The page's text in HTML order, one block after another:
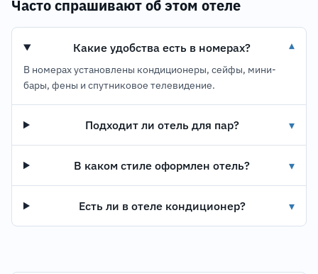
Часто спрашивают об этом отеле
Какие удобства есть в номерах? ▾
В номерах установлены кондиционеры, сейфы, мини-
бары, фены и спутниковое телевидение.
Подходит ли отель для пар? ▾
В каком стиле оформлен отель? ▾
Есть ли в отеле кондиционер? ▾